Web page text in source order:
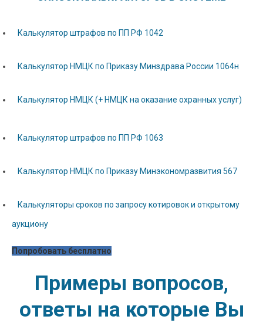
Калькулятор штрафов по ПП РФ 1042
Калькулятор НМЦК по Приказу Минздрава России 1064н
Калькулятор НМЦК (+ НМЦК на оказание охранных услуг)
Калькулятор штрафов по ПП РФ 1063
Калькулятор НМЦК по Приказу Минэкономразвития 567
Калькуляторы сроков по запросу котировок и открытому
аукциону
Попробовать бесплатно
Примеры вопросов,
ответы на которые Вы